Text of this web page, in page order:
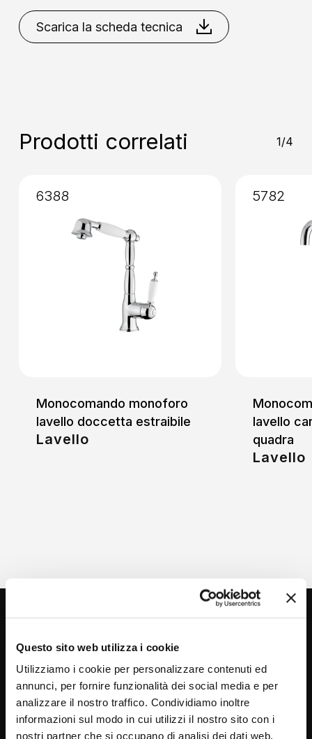
Questo sito web utilizza i cookie
Utilizziamo i cookie per personalizzare contenuti ed
annunci, per fornire funzionalità dei social media e per
analizzare il nostro traffico. Condividiamo inoltre
informazioni sul modo in cui utilizzi il nostro sito con i
nostri partner che si occupano di analisi dei dati web,
Collocazione: Da Piano
Installazione : Senza Incasso
Bronzo Cromo Dorato
Nikel
Spazzolato
Scarica la scheda tecnica
Prodotti correlati 1/4
Monocomando monoforo
lavello doccetta estraibile
Lavello
6388
lavello
quadra
Lavello
5782
Via C. Rolando 111, Gozzano (NO) 28024
P.IVA 00265030031